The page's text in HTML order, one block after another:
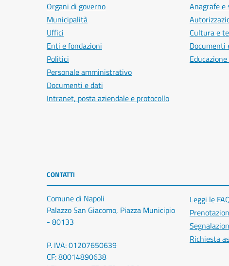
Organi di governo
Municipalità
Uffici
Enti e fondazioni
Politici
Personale amministrativo
Documenti e dati
Intranet, posta aziendale e protocollo
Anagrafe
Cultura e
Documenti
CONTATTI
Comune di Napoli
Palazzo San Giacomo, Piazza Municipio
- 80133
P. IVA: 01207650639
CF: 80014890638
Leggi le
Richiesta